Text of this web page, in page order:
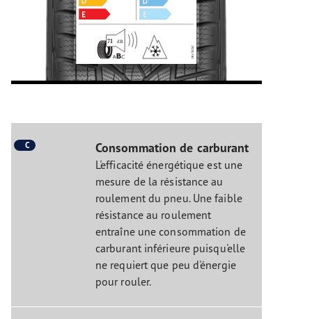
C Consommation de carburant
L'efficacité énergétique est une
mesure de la résistance au
roulement du pneu. Une faible
résistance au roulement
entraîne une consommation de
carburant inférieure puisqu'elle
ne requiert que peu d'énergie
pour rouler.